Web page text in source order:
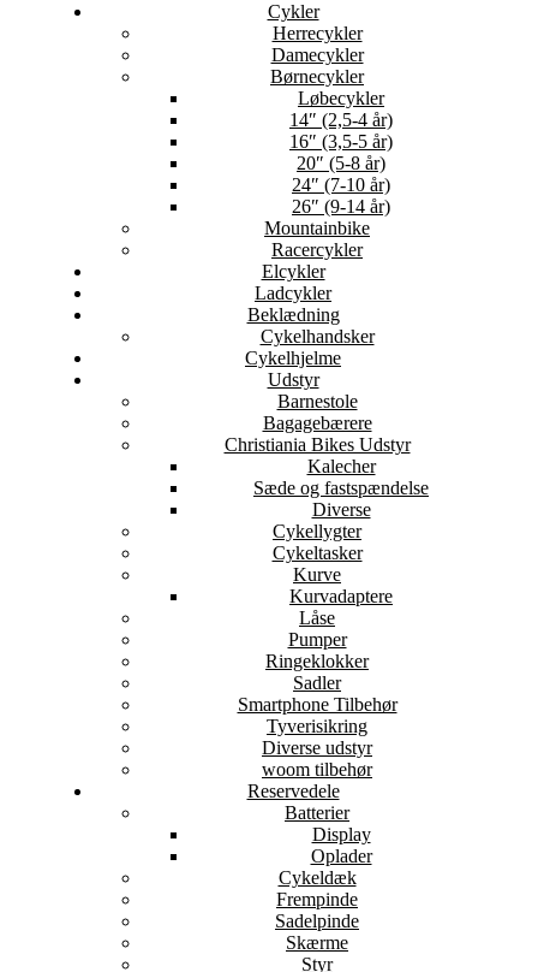
Cykler
Herrecykler
Damecykler
Børnecykler
Løbecykler
14″ (2,5-4 år)
16″ (3,5-5 år)
20″ (5-8 år)
24″ (7-10 år)
26″ (9-14 år)
Mountainbike
Racercykler
Elcykler
Ladcykler
Beklædning
Cykelhandsker
Cykelhjelme
Udstyr
Barnestole
Bagagebærere
Christiania Bikes Udstyr
Kalecher
Sæde og fastspændelse
Diverse
Cykellygter
Cykeltasker
Kurve
Kurvadaptere
Låse
Pumper
Ringeklokker
Sadler
Smartphone Tilbehør
Tyverisikring
Diverse udstyr
woom tilbehør
Reservedele
Batterier
Display
Oplader
Cykeldæk
Frempinde
Sadelpinde
Skærme
Styr